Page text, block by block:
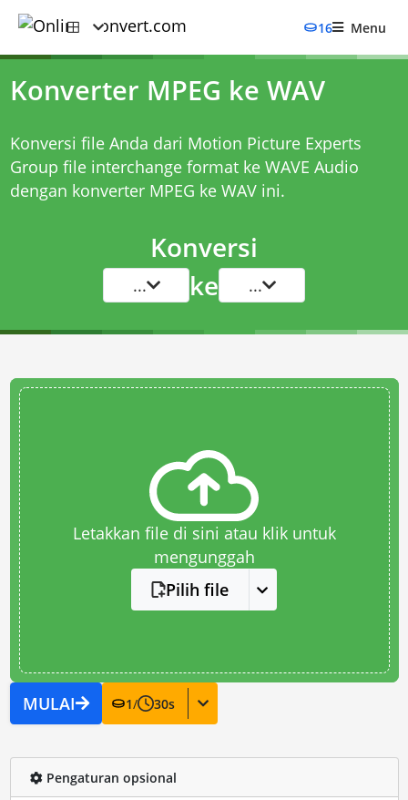
16 Menu
Konverter MPEG ke WAV
Konversi file Anda dari Motion Picture Experts
Group file interchange format ke WAVE Audio
dengan konverter MPEG ke WAVini.
Konversi
... ke ...
Letakkan file di sini atau klik untuk
mengunggah
Pilih file
MULAI 1/ 30s
Pengaturan opsional